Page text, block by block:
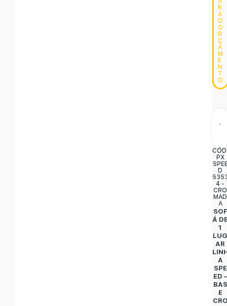
R
A
O
O
R
Ç
A
M
E
N
T
O
PX
D
4 -
CRO
MAD
A
SOF
Á
1
AR
A
SPE
ED –
BAS
E